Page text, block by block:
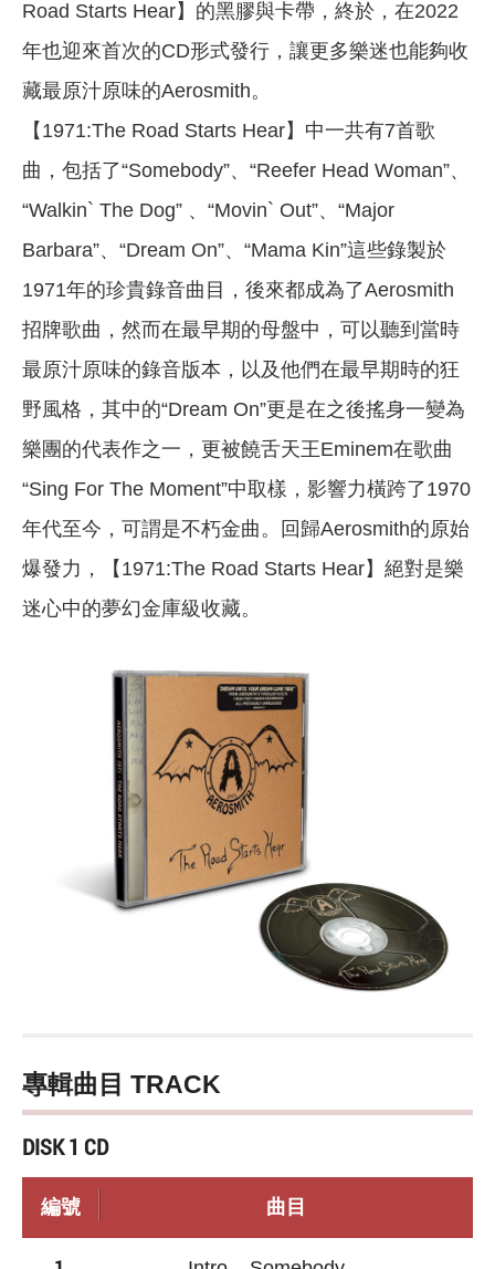
Road Starts Hear】的黑膠與卡帶，終於，在2022
年也迎來首次的CD形式發行，讓更多樂迷也能夠收
藏最原汁原味的Aerosmith。
【1971:The Road Starts Hear】中一共有7首歌
曲，包括了“Somebody”、“Reefer Head Woman”、
“Walkin` The Dog” 、“Movin` Out”、“Major
Barbara”、“Dream On”、“Mama Kin”這些錄製於
1971年的珍貴錄音曲目，後來都成為了Aerosmith
招牌歌曲，然而在最早期的母盤中，可以聽到當時
最原汁原味的錄音版本，以及他們在最早期時的狂
野風格，其中的“Dream On”更是在之後搖身一變為
樂團的代表作之一，更被饒舌天王Eminem在歌曲
“Sing For The Moment”中取樣，影響力橫跨了1970
年代至今，可謂是不朽金曲。回歸Aerosmith的原始
爆發力，【1971:The Road Starts Hear】絕對是樂
迷心中的夢幻金庫級收藏。
專輯曲目 TRACK
DISK 1 CD
編號 曲目